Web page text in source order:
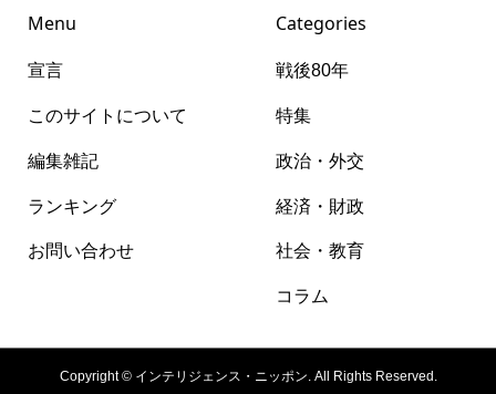
Menu
宣言
このサイトについて
編集雑記
ランキング
お問い合わせ
Categories
戦後80年
特集
政治・外交
経済・財政
社会・教育
コラム
Copyright ©インテリジェンス・ニッポン. All Rights Reserved.